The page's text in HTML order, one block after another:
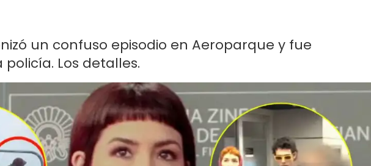
un confuso episodio en Aeroparque y fue
Los detalles.